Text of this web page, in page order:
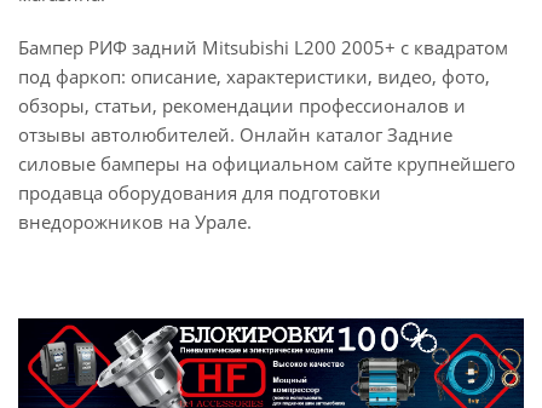
Бампер РИФ задний Mitsubishi L200 2005+ с квадратом
под фаркоп: описание, характеристики, видео, фото,
обзоры, статьи, рекомендации профессионалов и
отзывы автолюбителей. Онлайн каталог Задние
силовые бамперы на официальном сайте крупнейшего
продавца оборудования для подготовки
внедорожников на Урале.